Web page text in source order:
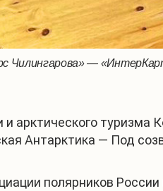
Чилингарова» —
арктического
Антарктика — Под
полярников